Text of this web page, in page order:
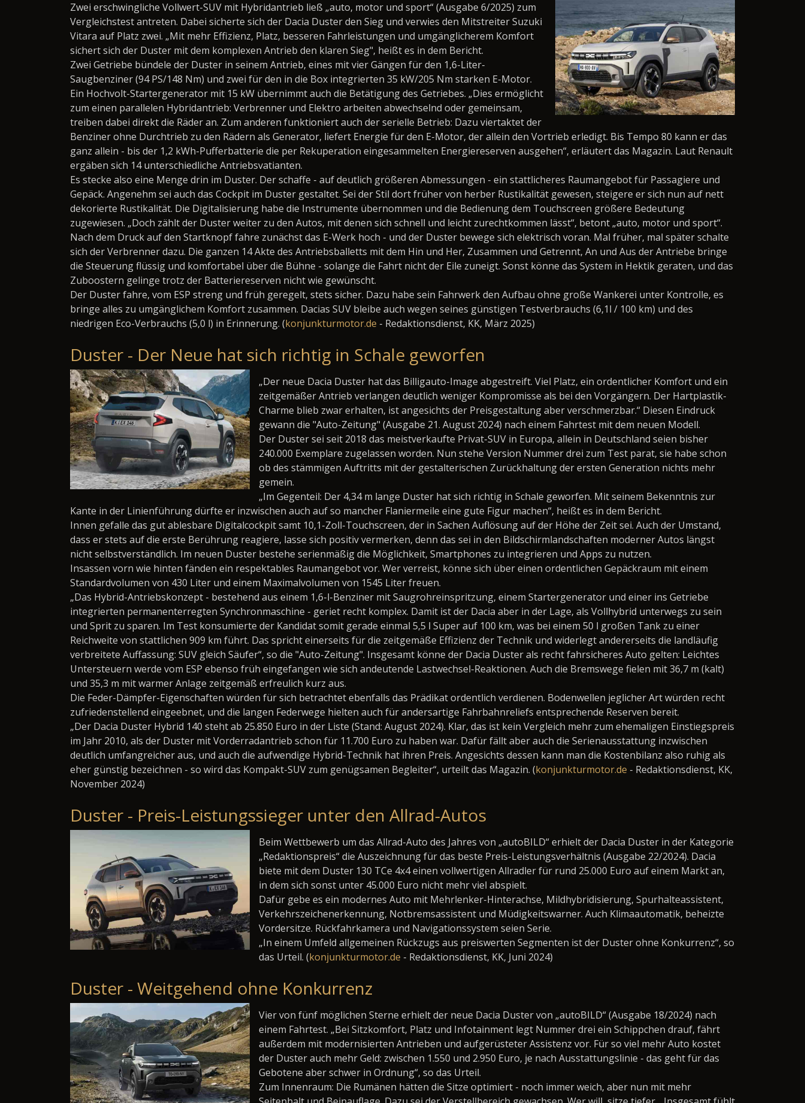
Zwei erschwingliche Vollwert-SUV mit Hybridantrieb ließ „auto, motor und sport“ (Ausgabe 6/2025) zum
Vergleichstest antreten. Dabei sicherte sich der Dacia Duster den Sieg und verwies den Mitstreiter Suzuki
Vitara auf Platz zwei. „Mit mehr Effizienz, Platz, besseren Fahrleistungen und umgänglicherem Komfort
sichert sich der Duster mit dem komplexen Antrieb den klaren Sieg", heißt es in dem Bericht.
Zwei Getriebe bündele der Duster in seinem Antrieb, eines mit vier Gängen für den 1,6-Liter-
Saugbenziner (94 PS/148 Nm) und zwei für den in die Box integrierten 35 kW/205 Nm starken E-Motor.
Ein Hochvolt-Startergenerator mit 15 kW übernimmt auch die Betätigung des Getriebes. „Dies ermöglicht
zum einen parallelen Hybridantrieb: Verbrenner und Elektro arbeiten abwechselnd oder gemeinsam,
treiben dabei direkt die Räder an. Zum anderen funktioniert auch der serielle Betrieb: Dazu viertaktet der
Benziner ohne Durchtrieb zu den Rädern als Generator, liefert Energie für den E-Motor, der allein den Vortrieb erledigt. Bis Tempo 80 kann er das
ganz allein - bis der 1,2 kWh-Pufferbatterie die per Rekuperation eingesammelten Energiereserven ausgehen“, erläutert das Magazin. Laut Renault
ergäben sich 14 unterschiedliche Antriebsvatianten.
Es stecke also eine Menge drin im Duster. Der schaffe - auf deutlich größeren Abmessungen - ein stattlicheres Raumangebot für Passagiere und
Gepäck. Angenehm sei auch das Cockpit im Duster gestaltet. Sei der Stil dort früher von herber Rustikalität gewesen, steigere er sich nun auf nett
dekorierte Rustikalität. Die Digitalisierung habe die Instrumente übernommen und die Bedienung dem Touchscreen größere Bedeutung
zugewiesen. „Doch zählt der Duster weiter zu den Autos, mit denen sich schnell und leicht zurechtkommen lässt“, betont „auto, motor und sport“.
Nach dem Druck auf den Startknopf fahre zunächst das E-Werk hoch - und der Duster bewege sich elektrisch voran. Mal früher, mal später schalte
sich der Verbrenner dazu. Die ganzen 14 Akte des Antriebsballetts mit dem Hin und Her, Zusammen und Getrennt, An und Aus der Antriebe bringe
die Steuerung flüssig und komfortabel über die Bühne - solange die Fahrt nicht der Eile zuneigt. Sonst könne das System in Hektik geraten, und das
Zuboostern gelinge trotz der Batteriereserven nicht wie gewünscht.
Der Duster fahre, vom ESP streng und früh geregelt, stets sicher. Dazu habe sein Fahrwerk den Aufbau ohne große Wankerei unter Kontrolle, es
bringe alles zu umgänglichem Komfort zusammen. Dacias SUV bleibe auch wegen seines günstigen Testverbrauchs (6,1l / 100 km) und des
niedrigen Eco-Verbrauchs (5,0 l) in Erinnerung. (konjunkturmotor.de - Redaktionsdienst, KK, März 2025)
Duster - Der Neue hat sich richtig in Schale geworfen
„Der neue Dacia Duster hat das Billigauto-Image abgestreift. Viel Platz, ein ordentlicher Komfort und ein
zeitgemäßer Antrieb verlangen deutlich weniger Kompromisse als bei den Vorgängern. Der Hartplastik-
Charme blieb zwar erhalten, ist angesichts der Preisgestaltung aber verschmerzbar.“ Diesen Eindruck
gewann die "Auto-Zeitung" (Ausgabe 21. August 2024) nach einem Fahrtest mit dem neuen Modell.
Der Duster sei seit 2018 das meistverkaufte Privat-SUV in Europa, allein in Deutschland seien bisher
240.000 Exemplare zugelassen worden. Nun stehe Version Nummer drei zum Test parat, sie habe schon
ob des stämmigen Auftritts mit der gestalterischen Zurückhaltung der ersten Generation nichts mehr
gemein.
„Im Gegenteil: Der 4,34 m lange Duster hat sich richtig in Schale geworfen. Mit seinem Bekenntnis zur
Kante in der Linienführung dürfte er inzwischen auch auf so mancher Flaniermeile eine gute Figur machen“, heißt es in dem Bericht.
Innen gefalle das gut ablesbare Digitalcockpit samt 10,1-Zoll-Touchscreen, der in Sachen Auflösung auf der Höhe der Zeit sei. Auch der Umstand,
dass er stets auf die erste Berührung reagiere, lasse sich positiv vermerken, denn das sei in den Bildschirmlandschaften moderner Autos längst
nicht selbstverständlich. Im neuen Duster bestehe serienmäßig die Möglichkeit, Smartphones zu integrieren und Apps zu nutzen.
Insassen vorn wie hinten fänden ein respektables Raumangebot vor. Wer verreist, könne sich über einen ordentlichen Gepäckraum mit einem
Standardvolumen von 430 Liter und einem Maximalvolumen von 1545 Liter freuen.
„Das Hybrid-Antriebskonzept - bestehend aus einem 1,6-l-Benziner mit Saugrohreinspritzung, einem Startergenerator und einer ins Getriebe
integrierten permanenterregten Synchronmaschine - geriet recht komplex. Damit ist der Dacia aber in der Lage, als Vollhybrid unterwegs zu sein
und Sprit zu sparen. Im Test konsumierte der Kandidat somit gerade einmal 5,5 l Super auf 100 km, was bei einem 50 l großen Tank zu einer
Reichweite von stattlichen 909 km führt. Das spricht einerseits für die zeitgemäße Effizienz der Technik und widerlegt andererseits die landläufig
verbreitete Auffassung: SUV gleich Säufer“, so die "Auto-Zeitung". Insgesamt könne der Dacia Duster als recht fahrsicheres Auto gelten: Leichtes
Untersteuern werde vom ESP ebenso früh eingefangen wie sich andeutende Lastwechsel-Reaktionen. Auch die Bremswege fielen mit 36,7 m (kalt)
und 35,3 m mit warmer Anlage zeitgemäß erfreulich kurz aus.
Die Feder-Dämpfer-Eigenschaften würden für sich betrachtet ebenfalls das Prädikat ordentlich verdienen. Bodenwellen jeglicher Art würden recht
zufriedenstellend eingeebnet, und die langen Federwege hielten auch für andersartige Fahrbahnreliefs entsprechende Reserven bereit.
„Der Dacia Duster Hybrid 140 steht ab 25.850 Euro in der Liste (Stand: August 2024). Klar, das ist kein Vergleich mehr zum ehemaligen Einstiegspreis
im Jahr 2010, als der Duster mit Vorderradantrieb schon für 11.700 Euro zu haben war. Dafür fällt aber auch die Serienausstattung inzwischen
deutlich umfangreicher aus, und auch die aufwendige Hybrid-Technik hat ihren Preis. Angesichts dessen kann man die Kostenbilanz also ruhig als
eher günstig bezeichnen - so wird das Kompakt-SUV zum genügsamen Begleiter“, urteilt das Magazin. (konjunkturmotor.de - Redaktionsdienst, KK,
November 2024)
Duster - Preis-Leistungssieger unter den Allrad-Autos
Beim Wettbewerb um das Allrad-Auto des Jahres von „autoBILD“ erhielt der Dacia Duster in der Kategorie
„Redaktionspreis“ die Auszeichnung für das beste Preis-Leistungsverhältnis (Ausgabe 22/2024). Dacia
biete mit dem Duster 130 TCe 4x4 einen vollwertigen Allradler für rund 25.000 Euro auf einem Markt an,
in dem sich sonst unter 45.000 Euro nicht mehr viel abspielt.
Dafür gebe es ein modernes Auto mit Mehrlenker-Hinterachse, Mildhybridisierung, Spurhalteassistent,
Verkehrszeichenerkennung, Notbremsassistent und Müdigkeitswarner. Auch Klimaautomatik, beheizte
Vordersitze. Rückfahrkamera und Navigationssystem seien Serie.
„In einem Umfeld allgemeinen Rückzugs aus preiswerten Segmenten ist der Duster ohne Konkurrenz“, so
das Urteil. (konjunkturmotor.de - Redaktionsdienst, KK, Juni 2024)
Duster - Weitgehend ohne Konkurrenz
Vier von fünf möglichen Sterne erhielt der neue Dacia Duster von „autoBILD“ (Ausgabe 18/2024) nach
einem Fahrtest. „Bei Sitzkomfort, Platz und Infotainment legt Nummer drei ein Schippchen drauf, fährt
außerdem mit modernisierten Antrieben und aufgerüsteter Assistenz vor. Für so viel mehr Auto kostet
der Duster auch mehr Geld: zwischen 1.550 und 2.950 Euro, je nach Ausstattungslinie - das geht für das
Gebotene aber schwer in Ordnung“, so das Urteil.
Zum Innenraum: Die Rumänen hätten die Sitze optimiert - noch immer weich, aber nun mit mehr